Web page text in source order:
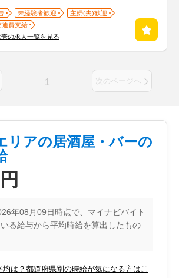
未経験者歓迎
主婦(夫)歓迎
通費支給
の求人一覧を見る
1 次のページへ
リアの居酒屋・バーの
年08月09日時点で、マイナビバイト
る給与から平均時給を算出したもの
は？都道府県別の時給が気になる方はこ